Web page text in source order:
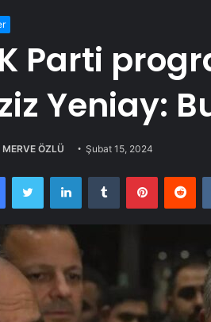
Parti
Yeniay:
MERVE ÖZLÜ Şubat 15, 2024
FacebookTwitter LinkedInTumblr Pinterest